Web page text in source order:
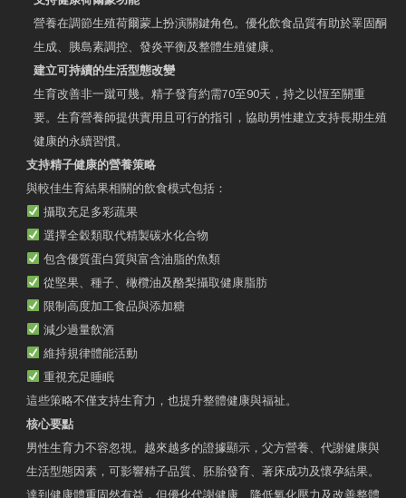
營養在調節生殖荷爾蒙上扮演關鍵角色。優化飲食品質有助於睪固酮
生成、胰島素調控、發炎平衡及整體生殖健康。
建立可持續的生活型態改變
生育改善非一蹴可幾。精子發育約需70至90天，持之以恆至關重
要。生育營養師提供實用且可行的指引，協助男性建立支持長期生殖
健康的永續習慣。
支持精子健康的營養策略
與較佳生育結果相關的飲食模式包括：
攝取充足多彩蔬果
選擇全穀類取代精製碳水化合物
包含優質蛋白質與富含油脂的魚類
從堅果、種子、橄欖油及酪梨攝取健康脂肪
限制高度加工食品與添加糖
減少過量飲酒
維持規律體能活動
重視充足睡眠
這些策略不僅支持生育力，也提升整體健康與福祉。
核心要點
男性生育力不容忽視。越來越多的證據顯示，父方營養、代謝健康與
生活型態因素，可影響精子品質、胚胎發育、著床成功及懷孕結果。
達到健康體重固然有益，但優化代謝健康、降低氧化壓力及改善整體